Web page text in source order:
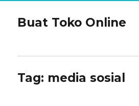
Buat Toko Online
Tag: media sosial